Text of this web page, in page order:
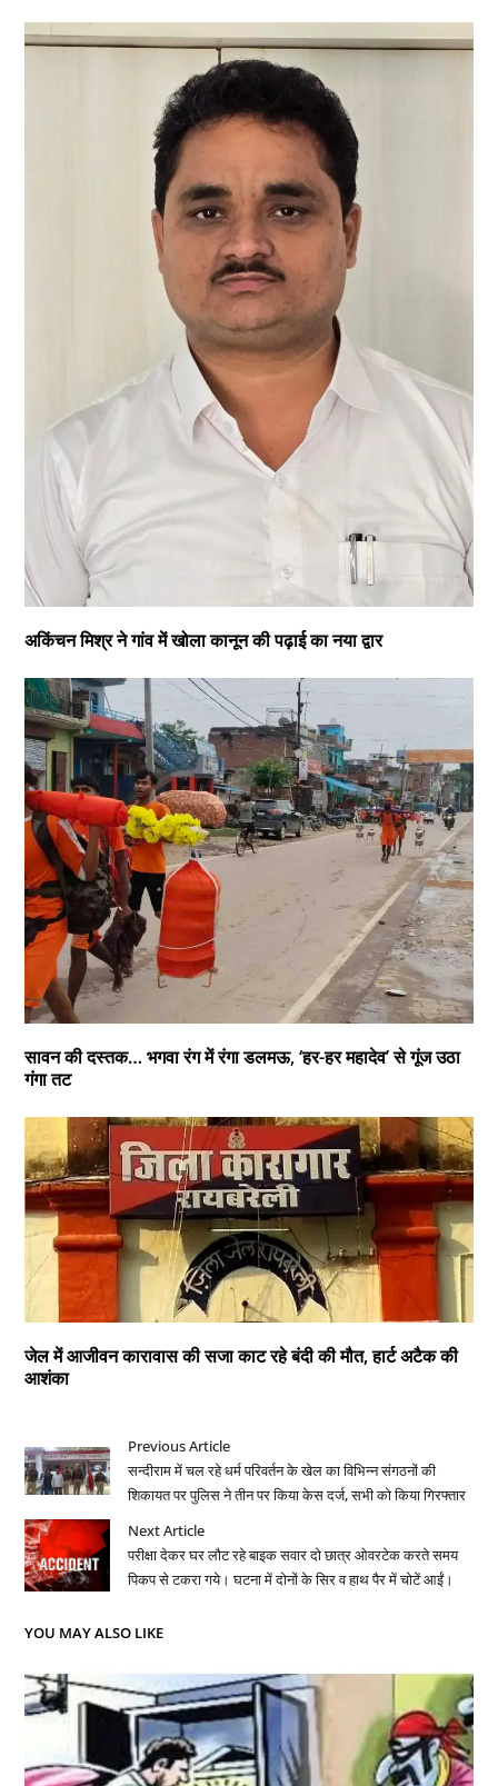
अकिंचन मिश्र ने गांव में खोला कानून की पढ़ाई का नया द्वार
सावन की दस्तक… भगवा रंग में रंगा डलमऊ, ‘हर-हर महादेव’ से गूंज उठा
गंगा तट
जेल में आजीवन कारावास की सजा काट रहे बंदी की मौत, हार्ट अटैक की
आशंका
Previous Article
सन्दीराम में चल रहे धर्म परिवर्तन के खेल का विभिन्न संगठनों की
शिकायत पर पुलिस ने तीन पर किया केस दर्ज, सभी को किया गिरफ्तार
Next Article
परीक्षा देकर घर लौट रहे बाइक सवार दो छात्र ओवरटेक करते समय
पिकप से टकरा गये। घटना में दोनों के सिर व हाथ पैर में चोटें आईं।
YOU MAY ALSO LIKE